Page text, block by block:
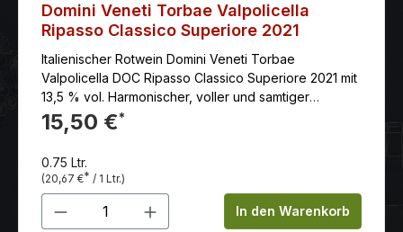
Domini Veneti Torbae Valpolicella
Ripasso Classico Superiore 2021
Italienischer Rotwein Domini Veneti Torbae
Valpolicella DOC Ripasso Classico Superiore 2021 mit
13,5 % vol. Harmonischer, voller und samtiger
Geschmack.
15,50 €*
0.75 Ltr.
(20,67 €* / 1 Ltr.)
Produkt Anzahl: Gib denIn den Warenkorb